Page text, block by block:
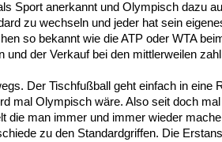
Sport anerkannt und Olympisch dazu
zu wechseln und jeder hat sein
so bekannt wie die ATP oder WTA
und der Verkauf bei den mittlerweilen
Der Tischfußball geht einfach in
mal Olympisch wäre. Also seit doch
die man immer und immer wieder
zu den Standardgriffen. Die